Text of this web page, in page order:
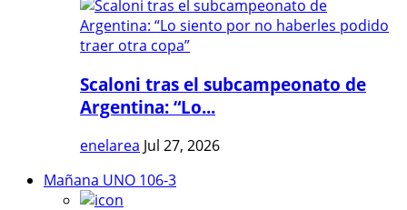
Scaloni tras el subcampeonato de
Argentina: “Lo...
enelarea Jul 27, 2026
Mañana UNO 106-3